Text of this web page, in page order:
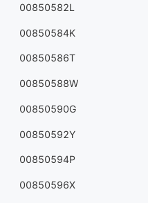
00850582L
00850584K
00850586T
00850588W
00850590G
00850592Y
00850594P
00850596X